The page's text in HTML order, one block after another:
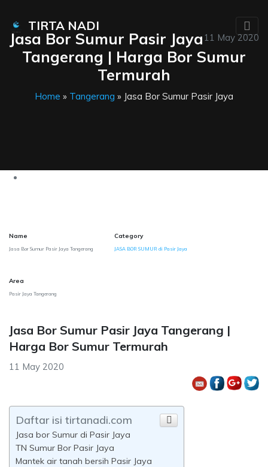
TIRTA NADI
11 May 2020
Jasa Bor Sumur Pasir Jaya
Tangerang | Harga Bor Sumur
Termurah
Home » Tangerang » Jasa Bor Sumur Pasir Jaya
Name
Jasa Bor Sumur Pasir Jaya Tangerang
Category
JASA BOR SUMUR di Pasir Jaya
Area
Pasir Jaya Tangerang
Jasa Bor Sumur Pasir Jaya Tangerang |
Harga Bor Sumur Termurah
11 May 2020
Daftar isi tirtanadi.com
Jasa bor Sumur di Pasir Jaya
TN Sumur Bor Pasir Jaya
Mantek air tanah bersih Pasir Jaya